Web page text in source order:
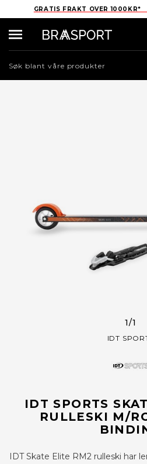
GRATIS FRAKT OVER 1000KR*
1/1
IDT
IDT SPORTS
RULLESKI M/
IDT Skate Elite RM2 rulleski har